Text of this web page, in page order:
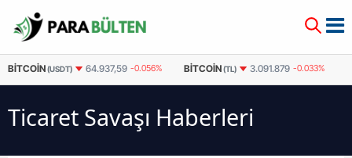
BITCOIN(USDT) 64.937,59 -0.056% BITCOIN(TL) 3.091.879 -0.033%
Ticaret Savaşı Haberleri